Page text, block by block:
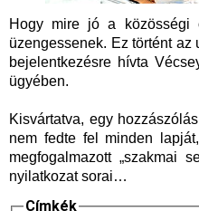
Hogy mire jó a közösségi
üzengessenek. Ez történt az
bejelentkezésre hívta
ügyében.
Kisvártatva, egy
nem fedte fel minden
megfogalmazott „szakmai
nyilatkozat sorai…
Címkék